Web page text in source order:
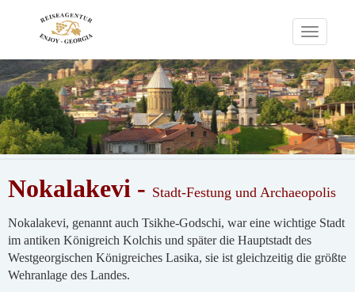
Toggle
Nokalakevi - Stadt-Festung und Archaeopolis
Nokalakevi, genannt auch Tsikhe-Godschi, war eine wichtige Stadt
im antiken Königreich Kolchis und später die Hauptstadt des
Westgeorgischen Königreiches Lasika, sie ist gleichzeitig die größte
Wehranlage des Landes.